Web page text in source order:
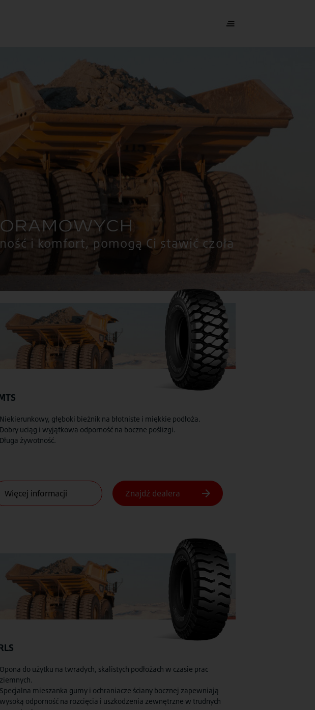
i komfort, pomogą Ci stawić czoła
Niekierunkowy, głęboki bieżnik na błotniste i miękkie podłoża.
Dobry uciąg i wyjątkowa odporność na boczne poślizgi.
Długa żywotność.
Opona do użytku na twradych, skalistych podłożach w czasie prac
ziemnych.
Specjalna mieszanka gumy i ochraniacze ściany bocznej zapewniają
wysoką odporność na rozcięcia i uszkodzenia zewnętrzne w trudnych